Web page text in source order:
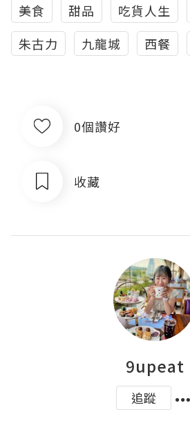
美食
甜品 吃貨人生
朱古力
九龍城 西餐
0個讚好
收藏
9upeat
追蹤